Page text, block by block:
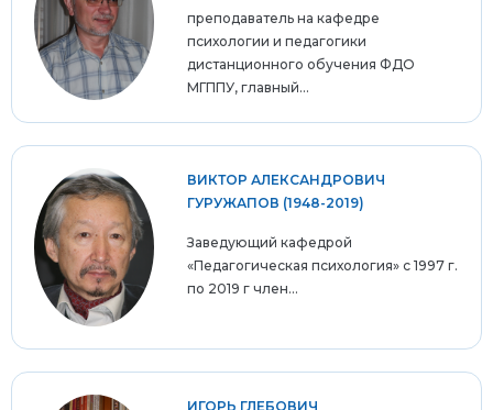
преподаватель на кафедре
психологии и педагогики
дистанционного обучения ФДО
МГППУ, главный...
ВИКТОР АЛЕКСАНДРОВИЧ
ГУРУЖАПОВ (1948-2019)
Заведующий кафедрой
«Педагогическая психология» с 1997 г.
по 2019 г член...
ИГОРЬ ГЛЕБОВИЧ